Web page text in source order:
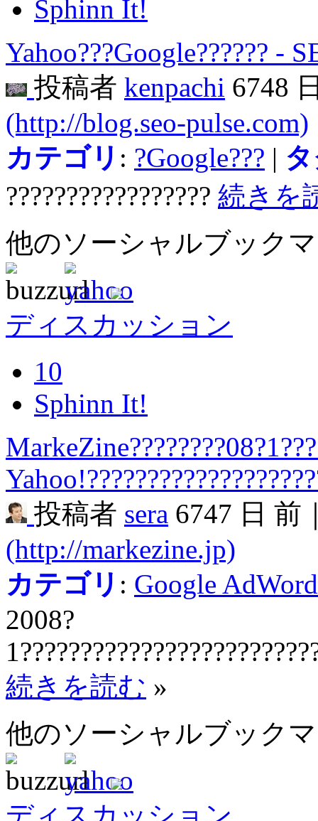
Sphinn It!
Yahoo???Google?????? -
投稿者 kenpachi 6748
(http://blog.seo-pulse.com)
カテゴリ : ?Google??? |
????????????????? 続きを
他のソーシャルブック
ディスカッション
10
Sphinn It!
投稿者 sera 6747 日 前
(http://markezine.jp)
カテゴリ : Google
2008?
続きを読む »
他のソーシャルブック
ディスカッション